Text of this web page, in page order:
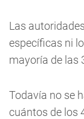
Las
específicas ni
mayoría de las
Todavía no se
cuántos de los